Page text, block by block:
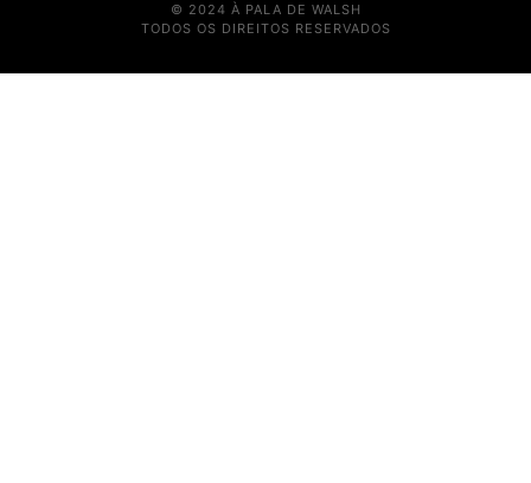
© 2024 À PALA DE WALSH
TODOS OS DIREITOS RESERVADOS